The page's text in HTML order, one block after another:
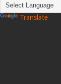
Translate